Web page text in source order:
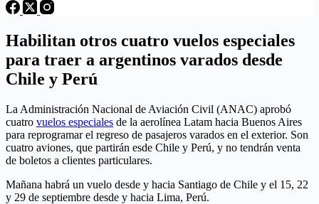
Habilitan otros cuatro vuelos especiales
para traer a argentinos varados desde
Chile y Perú
La Administración Nacional de Aviación Civil (ANAC) aprobó
cuatro vuelos especiales de la aerolínea Latam hacia Buenos Aires
para reprogramar el regreso de pasajeros varados en el exterior. Son
cuatro aviones, que partirán esde Chile y Perú, y no tendrán venta
de boletos a clientes particulares.
Mañana habrá un vuelo desde y hacia Santiago de Chile y el 15, 22
y 29 de septiembre desde y hacia Lima, Perú.